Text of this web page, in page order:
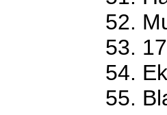
52.
53.
54.
55.